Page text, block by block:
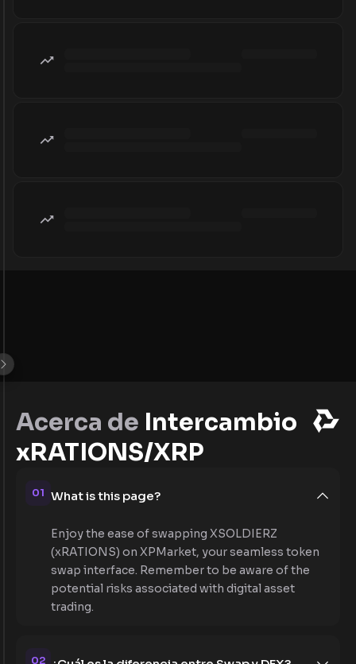
Acerca de Intercambio
xRATIONS/XRP
01 What is this page?
Enjoy the ease of swapping XSOLDIERZ
(xRATIONS) on XPMarket, your seamless token
swap interface. Remember to be aware of the
potential risks associated with digital asset
trading.
02